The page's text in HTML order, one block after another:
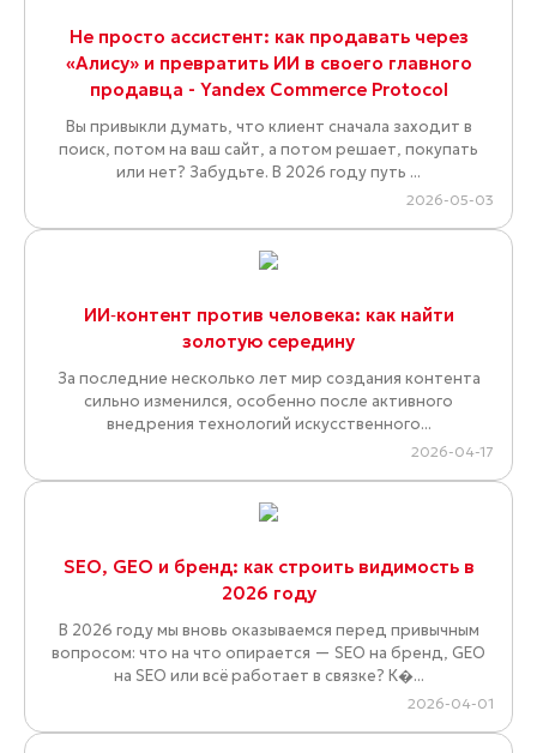
Не просто ассистент: как продавать через
«Алису» и превратить ИИ в своего главного
продавца - Yandex Commerce Protocol
Вы привыкли думать, что клиент сначала заходит в
поиск, потом на ваш сайт, а потом решает, покупать
или нет? Забудьте. В 2026 году путь ...
2026-05-03
ИИ‑контент против человека: как найти
золотую середину
За последние несколько лет мир создания контента
сильно изменился, особенно после активного
внедрения технологий искусственного...
2026-04-17
SEO, GEO и бренд: как строить видимость в
2026 году
В 2026 году мы вновь оказываемся перед привычным
вопросом: что на что опирается — SEO на бренд, GEO
на SEO или всё работает в связке? К�...
2026-04-01